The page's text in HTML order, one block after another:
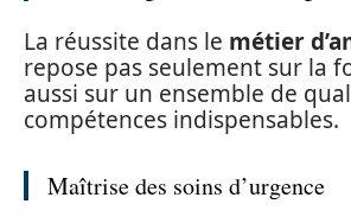
La réussite dans le métier
repose pas seulement sur la
aussi sur un ensemble de
compétences indispensables.
Maîtrise des soins d’urgence